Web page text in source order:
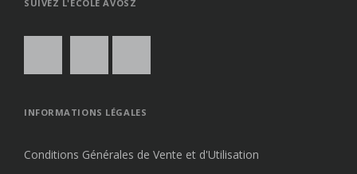
SUIVEZ L'ÉCOLE AVOSZ
INFORMATIONS LÉGALES
Conditions Générales de Vente et d'Utilisation